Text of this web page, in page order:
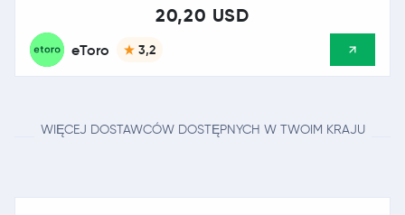
eToro 3,2
20,20 USD
WIĘCEJ DOSTAWCÓW DOSTĘPNYCH W TWOIM KRAJU